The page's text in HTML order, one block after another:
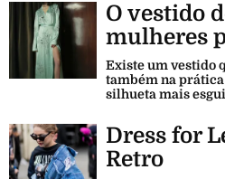
O vestido
mulheres
Existe um vestido
também na
silhueta mais
Dress for
Retro